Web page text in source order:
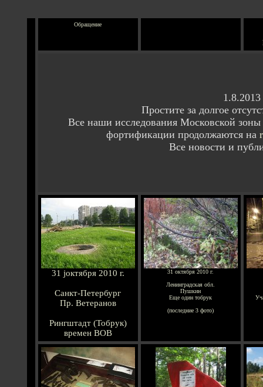
Обращение
1.8.2013
Простите за долгое
Все наши исследования Московской
фортификации продолжаются на
Все новости и
31 jоктября 2010 г.
Санкт-Петербург
Пр. Ветеранов
Рингштадт (Тобрук)
времен ВОВ
31 октября 2010 г.
Ленинградская обл.
Пушкин
Еще один тобрук
(последние 3 фото)